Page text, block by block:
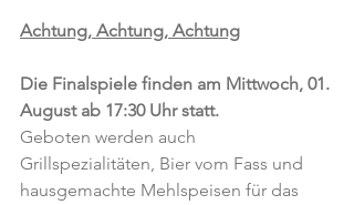
Achtung, Achtung, Achtung
Die Finalspiele finden am Mittwoch, 01.
August ab 17:30 Uhr statt.
Geboten werden auch
Grillspezialitäten, Bier vom Fass und
hausgemachte Mehlspeisen für das